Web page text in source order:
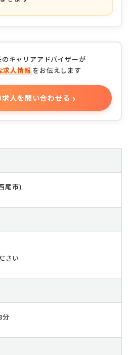
キャリアアドバイザーが
求人情報をお伝えします
求人を問い合わせる ›
尾市)
さい